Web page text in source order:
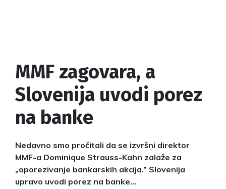
MMF zagovara, a
Slovenija uvodi porez
na banke
Nedavno smo pročitali da se izvršni direktor
MMF-a Dominique Strauss-Kahn zalaže za
„oporezivanje bankarskih akcija.” Slovenija
upravo uvodi porez na banke…